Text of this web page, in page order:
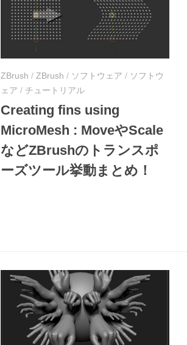
ZBrush / ZBrush / ソフトウェア / ソフトウ
ェア / チュートリアル
Creating fins using
MicroMesh : MoveやScale
などZBrushのトランスポ
ーズツール挙動まとめ！